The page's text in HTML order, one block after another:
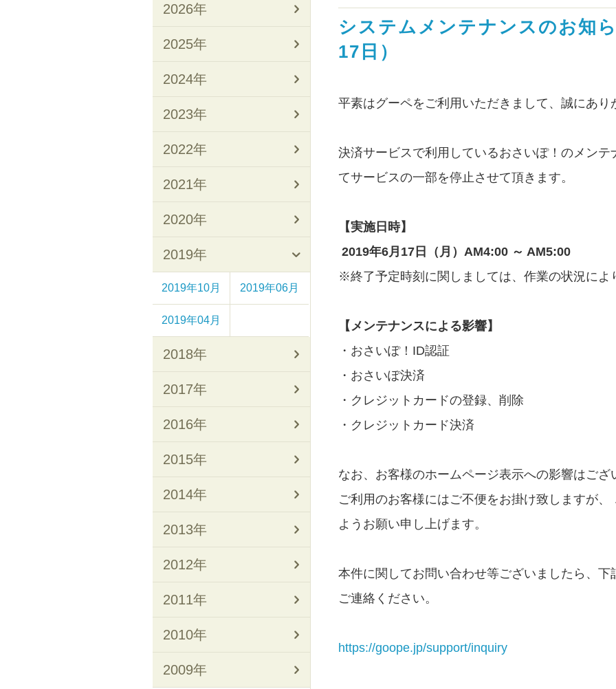
システムメンテナンスのお知
17日）
平素はグーペをご利用いただきまして、誠にあり
決済サービスで利用しているおさいぽ！のメン
てサービスの一部を停止させて頂きます。
【実施日時】
2019年6月17日（月）AM4:00 ～ AM5:00
※終了予定時刻に関しましては、作業の状況によ
【メンテナンスによる影響】
・おさいぽ！ID認証
・おさいぽ決済
・クレジットカードの登録、削除
・クレジットカード決済
なお、お客様のホームページ表示への影響はござ
ご利用のお客様にはご不便をお掛け致しますが
ようお願い申し上げます。
本件に関してお問い合わせ等ございましたら、
ご連絡ください。
https://goope.jp/support/inquiry
2026年
2025年
2024年
2023年
2022年
2021年
2020年
2019年
2019年10月 2019年06月
2019年04月
2018年
2017年
2016年
2015年
2014年
2013年
2012年
2011年
2010年
2009年